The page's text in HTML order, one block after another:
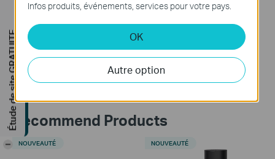
Est-ce que ce FAQ a été utile ?
Vos commentaires nous aideront à améliorer ce site.
Oui Non
Recommend Products
NOUVEAUTÉ NOUVEAUTÉ
Infos produits, événements, services pour votre pays.
OK
Autre option
Étude de site GRATUITE